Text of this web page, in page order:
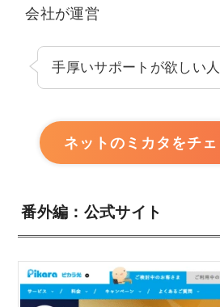
会社が運営
手厚いサポートが欲しい
ネットのミカタをチ
番外編：公式サイト